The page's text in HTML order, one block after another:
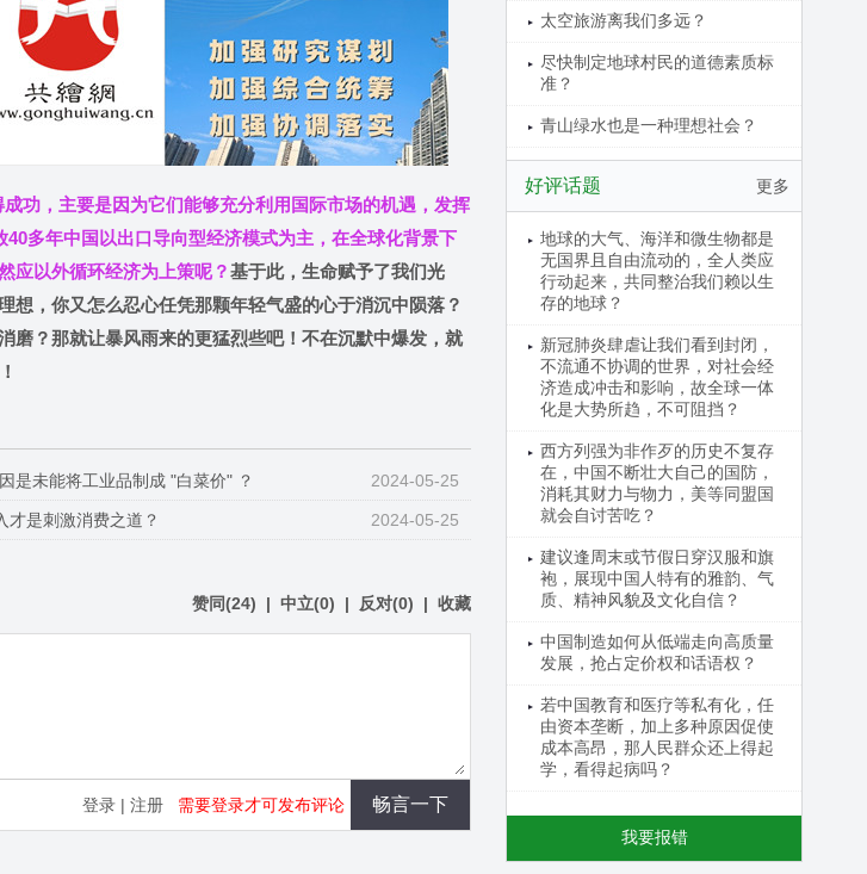
功，主要是因为它们能够充分利用国际市场的机遇，发挥
多年中国以出口导向型经济模式为主，在全球化背景下
应以外循环经济为上策呢？基于此，生命赋予了我们光
想，你又怎么忍心任凭那颗年轻气盛的心于消沉中陨落？
磨？那就让暴风雨来的更猛烈些吧！不在沉默中爆发，就
2024-05-25
是未能将工业品制成 "白菜价" ？
2024-05-25
才是刺激消费之道？
赞同(24) |中立(0) | 反对(0) |收藏
登录 |注册 需要登录才可发布评论
太空旅游离我们多远？
尽快制定地球村民的道德素质标
准？
青山绿水也是一种理想社会？
更多
好评话题
地球的大气、海洋和微生物都是
无国界且自由流动的，全人类应
行动起来，共同整治我们赖以生
存的地球？
新冠肺炎肆虐让我们看到封闭，
不流通不协调的世界，对社会经
济造成冲击和影响，故全球一体
化是大势所趋，不可阻挡？
西方列强为非作歹的历史不复存
在，中国不断壮大自己的国防，
消耗其财力与物力，美等同盟国
就会自讨苦吃？
建议逢周末或节假日穿汉服和旗
袍，展现中国人特有的雅韵、气
质、精神风貌及文化自信？
中国制造如何从低端走向高质量
发展，抢占定价权和话语权？
若中国教育和医疗等私有化，任
由资本垄断，加上多种原因促使
成本高昂，那人民群众还上得起
学，看得起病吗？
我要报错